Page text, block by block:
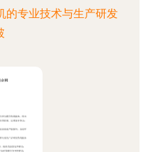
的专业技术与生产研发